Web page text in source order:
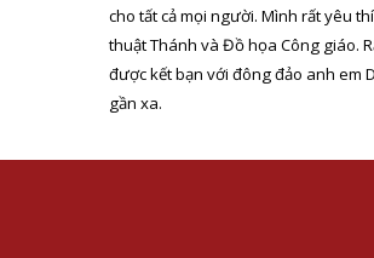
cho tất cả mọi người. Mình rất yêu
thuật Thánh và Đồ họa Công giáo.
được kết bạn với đông đảo anh em
gần xa.